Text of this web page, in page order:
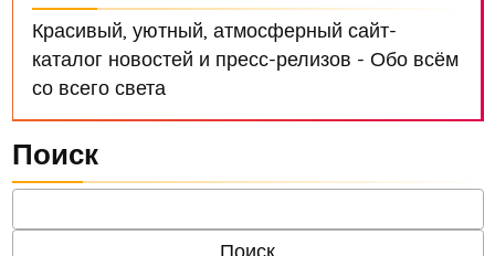
Красивый, уютный, атмосферный сайт-
каталог новостей и пресс-релизов - Обо всём
со всего света
Поиск